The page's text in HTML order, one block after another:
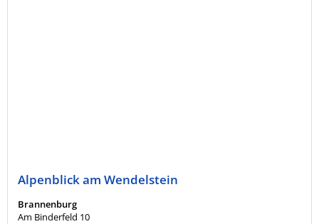
Alpenblick am Wendelstein
Brannenburg
Am Binderfeld 10